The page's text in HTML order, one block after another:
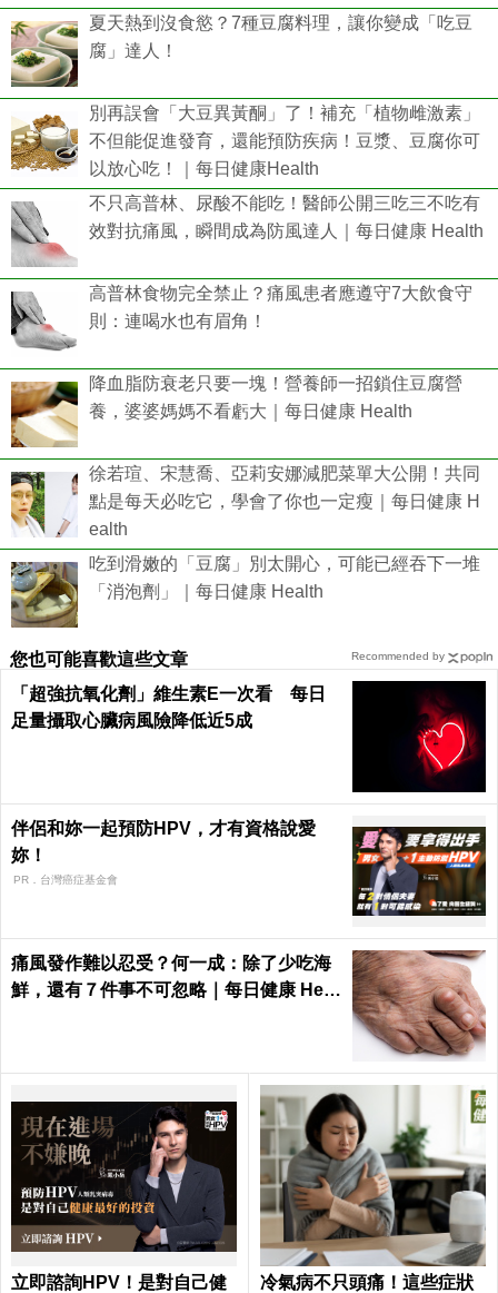
夏天熱到沒食慾？7種豆腐料理，讓你變成「吃豆
腐」達人！
別再誤會「大豆異黃酮」了！補充「植物雌激素」
不但能促進發育，還能預防疾病！豆漿、豆腐你可
以放心吃！｜每日健康Health
不只高普林、尿酸不能吃！醫師公開三吃三不吃有
效對抗痛風，瞬間成為防風達人｜每日健康 Health
高普林食物完全禁止？痛風患者應遵守7大飲食守
則：連喝水也有眉角！
降血脂防衰老只要一塊！營養師一招鎖住豆腐營
養，婆婆媽媽不看虧大｜每日健康 Health
徐若瑄、宋慧喬、亞莉安娜減肥菜單大公開！共同
點是每天必吃它，學會了你也一定瘦｜每日健康 H
ealth
吃到滑嫩的「豆腐」別太開心，可能已經吞下一堆
「消泡劑」｜每日健康 Health
您也可能喜歡這些文章
「超強抗氧化劑」維生素E一次看 每日
足量攝取心臟病風險降低近5成
伴侶和妳一起預防HPV，才有資格說愛
妳！
PR．台灣癌症基金會
痛風發作難以忍受？何一成：除了少吃海
鮮，還有７件事不可忽略｜每日健康 Heal
立即諮詢HPV！是對自己健 冷氣病不只頭痛！這些症狀
Recommended by